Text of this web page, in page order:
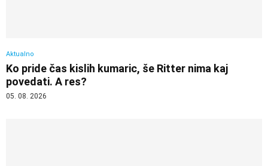
Aktualno
Ko pride čas kislih kumaric, še Ritter nima kaj
povedati. A res?
05. 08. 2026